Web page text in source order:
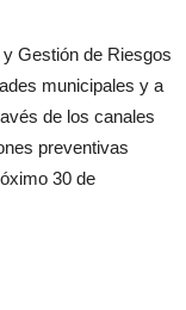
Gestión de Riesgos
municipales y a
de los canales
preventivas
30 de